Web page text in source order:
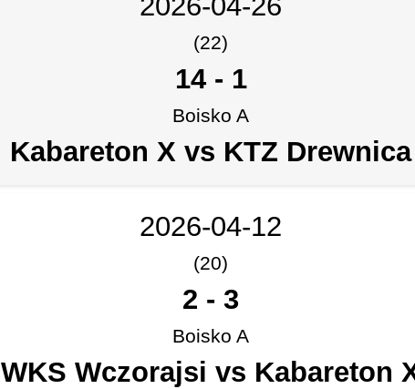
(22)
14- 1
Boisko A
Kabareton X vs KTZ Drewnica
2026-04-12
(20)
2 - 3
Boisko A
WKS Wczorajsi vs Kabareton